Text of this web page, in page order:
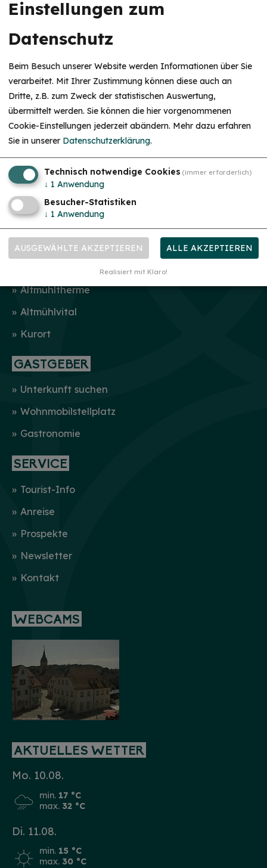
Altmühltherme
Altmühlvital
Kurort
GASTGEBER
Unterkunft suchen
Wohnmobilstellplatz
Gastronomie
SERVICE
Tourist-Info
Anreise
Prospekte
Newsletter
Kontakt
WEBCAMS
AKTUELLES WETTER
Mo. 10.08.
min. 17 °C
max. 32 °C
Di. 11.08.
min. 15 °C
max. 30 °C
Einstellungen zum
Datenschutz
Beim Besuch unserer Website werden Informationen über Sie
verarbeitet. Mit Ihrer Zustimmung können diese auch an
Dritte, z.B. zum Zweck der statistischen Auswertung,
übermittelt werden. Sie können die hier vorgenommenen
Cookie-Einstellungen jederzeit abändern. Mehr dazu erfahren
Sie in unserer Datenschutzerklärung.
Technisch notwendige Cookies (immer erforderlich)
↓ 1 Anwendung
Besucher-Statistiken
↓ 1 Anwendung
AUSGEWÄHLTE AKZEPTIEREN ALLE AKZEPTIEREN
Realisiert mit Klaro!